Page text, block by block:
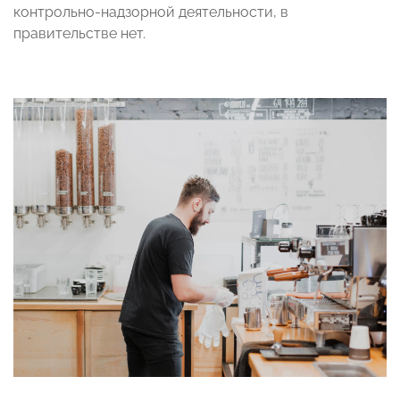
контрольно-надзорной деятельности, в
правительстве нет.